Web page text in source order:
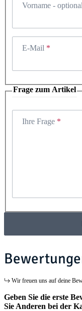
Vorname -
E-Mail
Frage zum Artikel
Ihre Frage
Wir freuen uns auf deine
Geben Sie die erste
Sie Anderen bei der